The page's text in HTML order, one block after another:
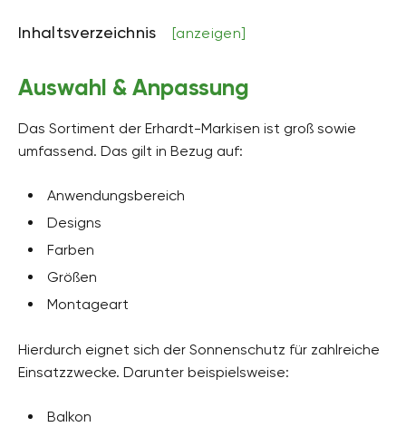
Inhaltsverzeichnis [anzeigen]
Auswahl & Anpassung
Das Sortiment der Erhardt-Markisen ist groß sowie
umfassend. Das gilt in Bezug auf:
Anwendungsbereich
Designs
Farben
Größen
Montageart
Hierdurch eignet sich der Sonnenschutz für zahlreiche
Einsatzzwecke. Darunter beispielsweise:
Balkon